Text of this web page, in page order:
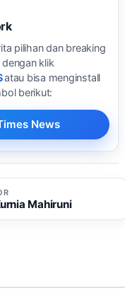
pilihan dan breaking
klik
atau bisa menginstall
berikut:
News
Mahiruni